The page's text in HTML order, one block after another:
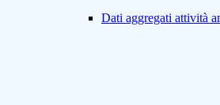
Dati aggregati attività